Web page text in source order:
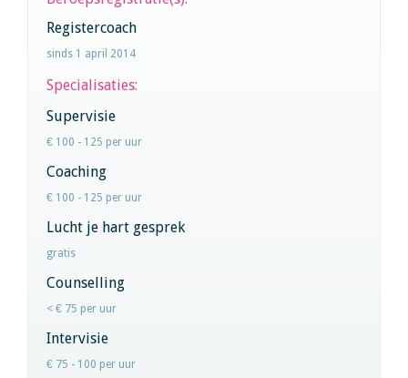
Registercoach
sinds 1 april 2014
Specialisaties:
Supervisie
€ 100 - 125 per uur
Coaching
€ 100 - 125 per uur
Lucht je hart gesprek
gratis
Counselling
< € 75 per uur
Intervisie
€ 75 - 100 per uur